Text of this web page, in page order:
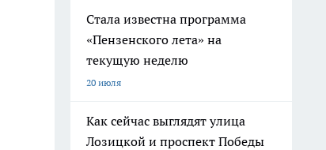
Стала известна программа
«Пензенского лета» на
текущую неделю
20 июля
Как сейчас выглядят улица
Лозицкой и проспект Победы